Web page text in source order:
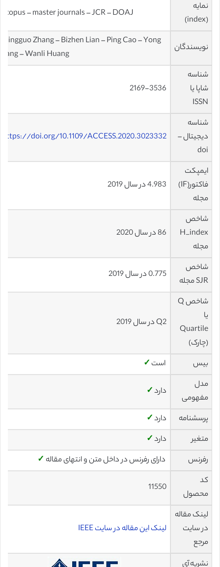
نمایه
(index)
scopus – master journals – JCR – DOAJ
نویسندگان
Qingguo Zhang – Bizhen Lian – Ping Cao – Yong
Sang – Wanli Huang
شناسه
شاپا یا
ISSN
2169-3536
شناسه
دیجیتال –
doi
https://doi.org/10.1109/ACCESS.2020.3023332
ایمپکت
فاکتور(IF)
مجله
4.983 در سال 2019
شاخص
H_index
مجله
86 در سال 2020
شاخص
SJR مجله
0.775 در سال 2019
شاخص Q
یا
Quartile
(چارک)
Q2 در سال 2019
بیس است ✓
مدل
مفهومی
دارد✓
پرسشنامه دارد✓
متغیر
دارد✓
رفرنس
دارای رفرنس در داخل متن و انتهای مقاله ✓
کد
محصول
11550
لینک مقاله
در سایت
مرجع
لینک این مقاله در سایت IEEE
نشریه آی